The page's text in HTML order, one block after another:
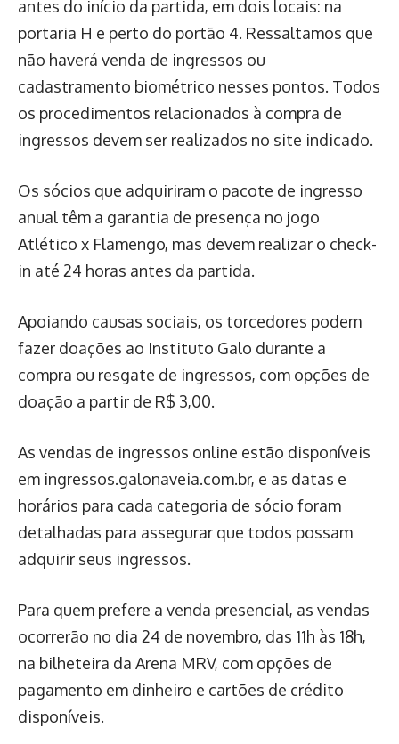
antes do início da partida, em dois locais: na
portaria H e perto do portão 4. Ressaltamos que
não haverá venda de ingressos ou
cadastramento biométrico nesses pontos. Todos
os procedimentos relacionados à compra de
ingressos devem ser realizados no site indicado.
Os sócios que adquiriram o pacote de ingresso
anual têm a garantia de presença no jogo
Atlético x Flamengo, mas devem realizar o check-
in até 24 horas antes da partida.
Apoiando causas sociais, os torcedores podem
fazer doações ao Instituto Galo durante a
compra ou resgate de ingressos, com opções de
doação a partir de R$ 3,00.
As vendas de ingressos online estão disponíveis
em ingressos.galonaveia.com.br, e as datas e
horários para cada categoria de sócio foram
detalhadas para assegurar que todos possam
adquirir seus ingressos.
Para quem prefere a venda presencial, as vendas
ocorrerão no dia 24 de novembro, das 11h às 18h,
na bilheteira da Arena MRV, com opções de
pagamento em dinheiro e cartões de crédito
disponíveis.